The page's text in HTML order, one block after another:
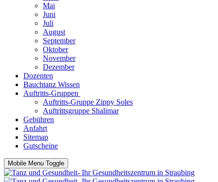
Mai
Juni
Juli
August
September
Oktober
November
Dezember
Dozenten
Bauchtanz Wissen
Auftritts-Gruppen
Auftritts-Gruppe Zippy Soles
Auftrittsgruppe Shalimar
Gebühren
Anfahrt
Sitemap
Gutscheine
Mobile Menu Toggle